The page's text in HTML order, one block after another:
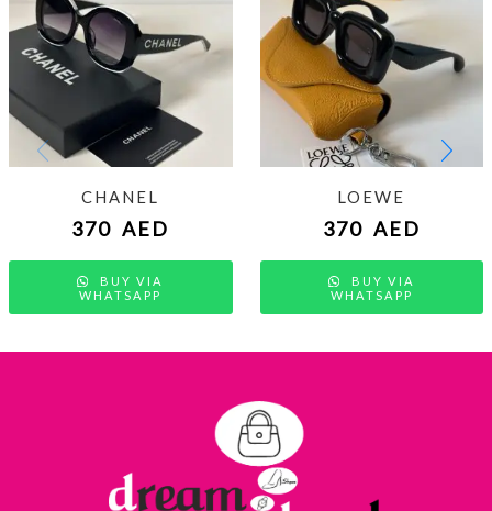
CHANEL
370 AED
BUY VIA
WHATSAPP
LOEWE
370 AED
BUY VIA
WHATSAPP